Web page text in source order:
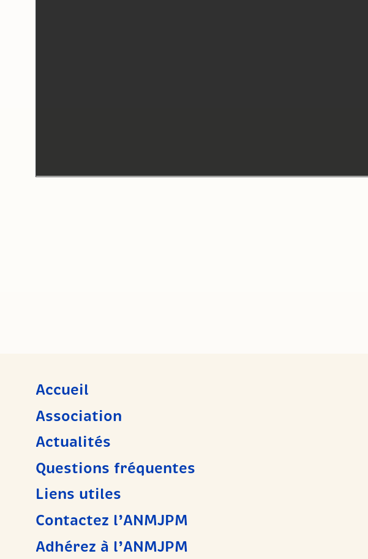
Accueil
Association
Actualités
Questions fréquentes
Liens utiles
Contactez l’ANMJPM
Adhérez à l’ANMJPM